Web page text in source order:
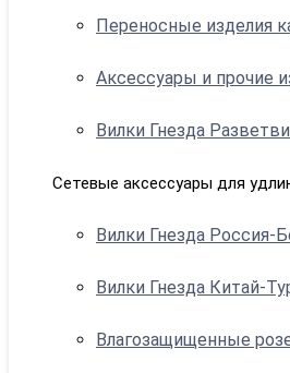
Переносные изделия
Аксессуары и прочие
Вилки Гнезда
Сетевые аксессуары для
Вилки Гнезда Россия-
Вилки Гнезда Китай-
Влагозащищенные